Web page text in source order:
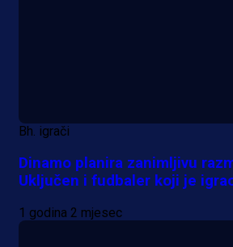
Bh. igrači
Dinamo planira zanimljivu
Uključen i fudbaler koji je
1 godina 2 mjesec